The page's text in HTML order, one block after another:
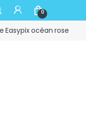
0
Easypix océan rose